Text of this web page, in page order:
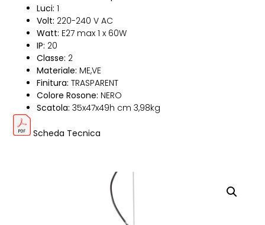
Luci: 1
Volt: 220-240 V AC
Watt: E27 max 1 x 60W
IP: 20
Classe: 2
Materiale: ME,VE
Finitura: TRASPARENT
Colore Rosone: NERO
Scatola: 35x47x49h cm 3,98kg
Scheda Tecnica